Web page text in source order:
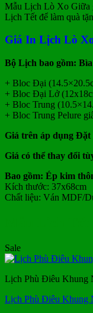
Mẫu Lịch Lò Xo Giữa
Lịch Tết để làm quà
Giá In Lịch Lò
Bộ Lịch bao gồm:
+ Bloc Đại
+ Bloc Đại Lở
+ Bloc Trung
+ Bloc Trung Pelure
Giá trên áp dụng Đặt
Giá có thể thay đổi
Bao gồm: Ép kim
Kích thước: 37x68cm
Chất liệu: Ván MDF/
Sale
Lịch Phù Điêu Khung
Lịch Phù Điêu Khung